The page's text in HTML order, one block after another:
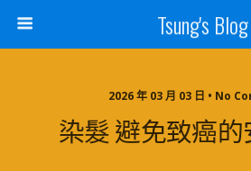
Tsung's Blog
2026 年 03 月 03 日 • No
染髮 避免致癌